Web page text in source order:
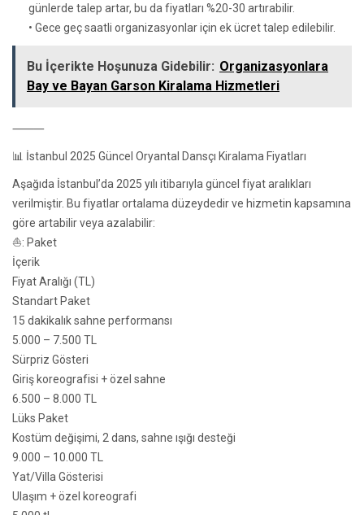
günlerde talep artar, bu da fiyatları %20-30 artırabilir.
• Gece geç saatli organizasyonlar için ek ücret talep edilebilir.
Bu İçerikte Hoşunuza Gidebilir: Organizasyonlara
Bay ve Bayan Garson Kiralama Hizmetleri
⸻
📊 İstanbul 2025 Güncel Oryantal Dansçı Kiralama Fiyatları
Aşağıda İstanbul’da 2025 yılı itibarıyla güncel fiyat aralıkları
verilmiştir. Bu fiyatlar ortalama düzeydedir ve hizmetin kapsamına
göre artabilir veya azalabilir:
⛵: Paket
İçerik
Fiyat Aralığı (TL)
Standart Paket
15 dakikalık sahne performansı
5.000 – 7.500 TL
Sürpriz Gösteri
Giriş koreografisi + özel sahne
6.500 – 8.000 TL
Lüks Paket
Kostüm değişimi, 2 dans, sahne ışığı desteği
9.000 – 10.000 TL
Yat/Villa Gösterisi
Ulaşım + özel koreografi